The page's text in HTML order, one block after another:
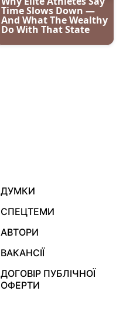
ДУМКИ
СПЕЦТЕМИ
АВТОРИ
ВАКАНСІЇ
ДОГОВІР ПУБЛІЧНОЇ
ОФЕРТИ